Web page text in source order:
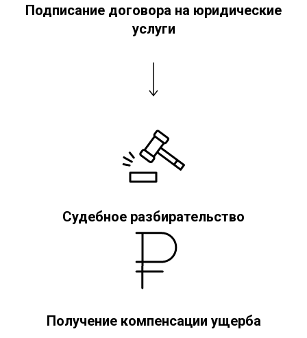
Подписание договора на юридические
услуги
Судебное разбирательство
Получение компенсации ущерба